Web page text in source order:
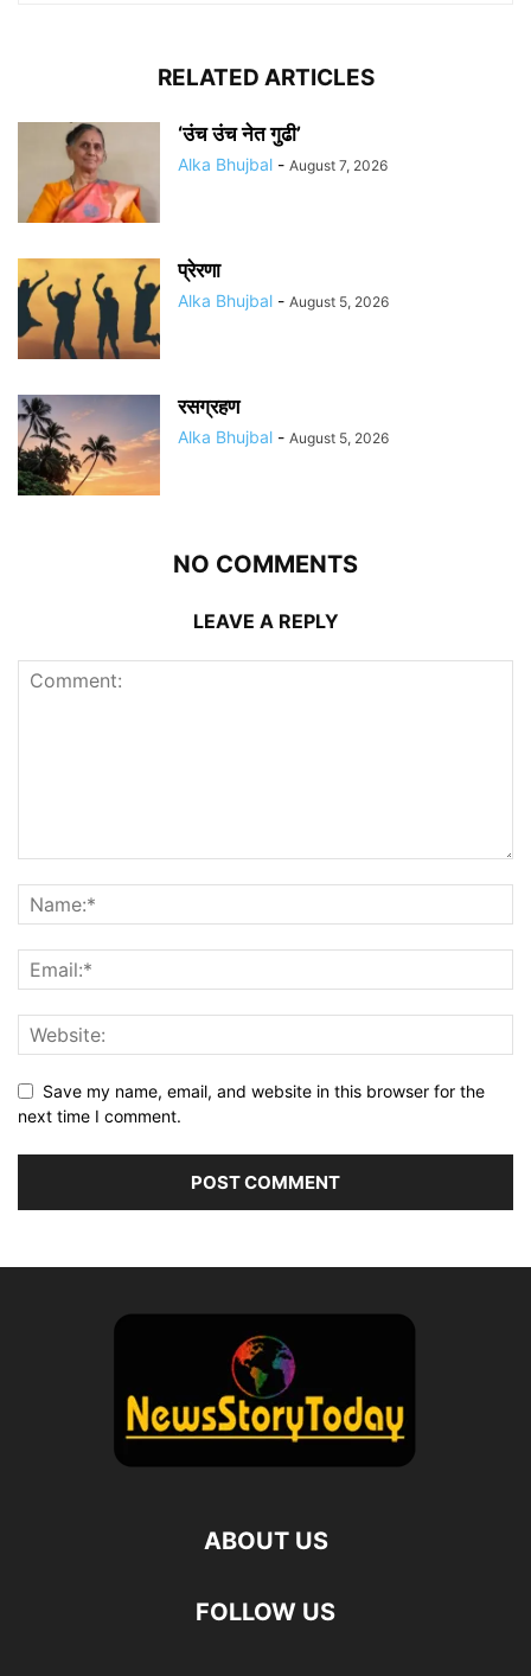
RELATED ARTICLES
‘उंच उंच नेत गुढी’
Alka Bhujbal - August 7, 2026
प्रेरणा
Alka Bhujbal - August 5, 2026
रसग्रहण
Alka Bhujbal - August 5, 2026
NO COMMENTS
LEAVE A REPLY
Save my name, email, and website in this browser for the
next time I comment.
ABOUT US
FOLLOW US